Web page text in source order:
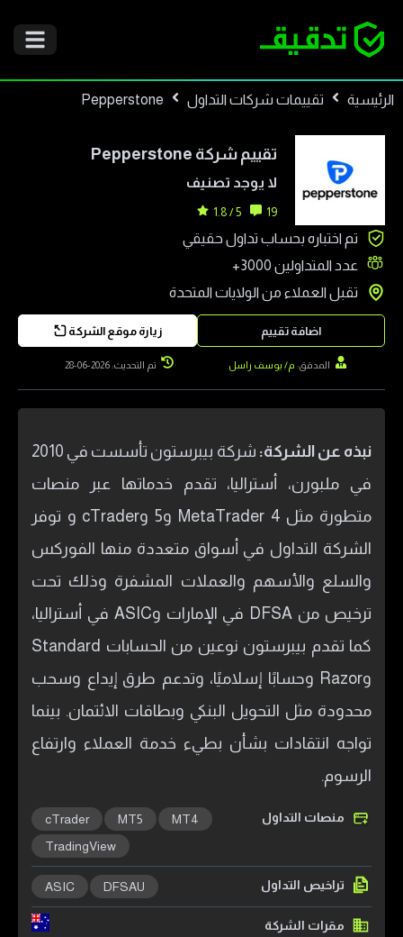
الرئيسية تقييمات شركات التداول Pepperstone
تقييم شركة Pepperstone
لا يوجد تصنيف
19
5 / 1.8
تم اختباره بحساب تداول حقيقي
عدد المتداولين 3000+
تقبل العملاء من الولايات المتحدة
زيارة موقع الشركة اضافة تقييم
المدقق: م/ يوسف راسل تم التحديث: 2026-06-28
نبذه عن الشركة:
شركة بيبرستون تأسست في 2010
في ملبورن، أستراليا، تقدم خدماتها عبر منصات
متطورة مثل MetaTrader 4 و5 وcTrader و توفر
الشركة التداول في أسواق متعددة منها الفوركس
والسلع والأسهم والعملات المشفرة وذلك تحت
ترخيص من DFSA في الإمارات وASIC في أستراليا،
كما تقدم بيبرستون نوعين من الحسابات Standard
وRazor وحسابًا إسلاميًا، وتدعم طرق إيداع وسحب
محدودة مثل التحويل البنكي وبطاقات الائتمان. بينما
تواجه انتقادات بشأن بطيء خدمة العملاء وارتفاع
الرسوم.
منصات التداول MT4
MT5
cTrader
TradingView
تراخيص التداول DFSAU
ASIC
مقرات الشركة